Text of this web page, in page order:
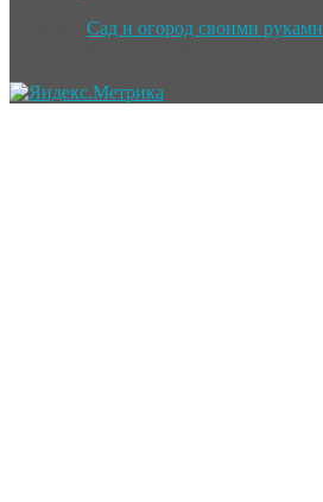
Сад и огород своими руками